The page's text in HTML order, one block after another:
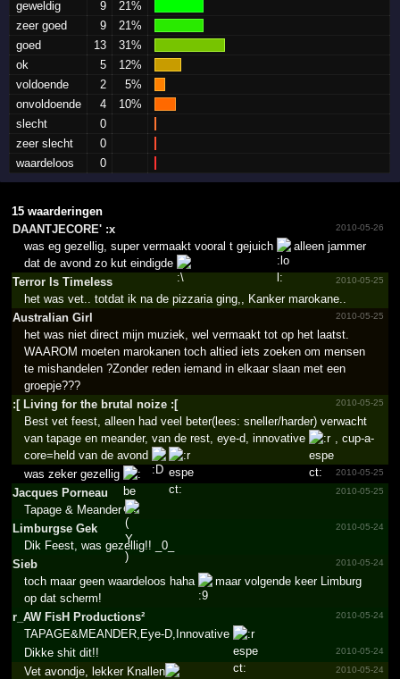
geweldig 9
21%
zeer goed
9
21%
goed
13
31%
ok
5
12%
voldoende
2
5%
onvoldoende
4
10%
slecht
0
zeer slecht
0
waardeloos
0
15 waarderingen
DAANTJ­ECORE' :x
2010-05-26
was eg gezellig, super vermaakt vooral t gejuich
alleen jammer
dat de avond zo kut eindigde
Terror Is Timeless
2010-05-25
het was vet.. totdat ik na de pizzaria ging,, Kanker marokane..
Australian Girl
2010-05-25
het was niet direct mijn muziek, wel vermaakt tot op het laatst.
WAAROM moeten marokanen toch altied iets zoeken om mensen
te mishandelen ?Zonder reden iemand in elkaar slaan met een
groepje???
:[ Living for the brutal noize :[
2010-05-25
Best vet feest, alleen had veel beter(lees: sneller/harder) verwacht
van tapage en meander, van de rest, eye-d, innovative
, cup-a-
core=held van de avond
2010-05-25
was zeker gezellig
Jacques Porneau
2010-05-25
Tapage & Meander
Limburgse Gek
2010-05-24
Dik Feest, was gezellig!! _0_
Sieb
2010-05-24
toch maar geen waardeloos haha
maar volgende keer Limburg
op dat scherm!
r_­AW FisH Produc­tions²
2010-05-24
TAPAGE&MEANDER,Eye-D,Innovative
2010-05-24
Dikke shit dit!!
2010-05-24
Vet avondje, lekker Knallen